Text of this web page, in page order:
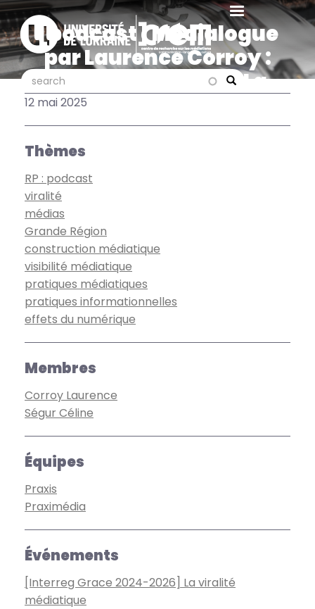
Aller
au
contenu
principal
Search
search search
[podcast] Médialogue
par Laurence Corroy :
émission spéciale La
viralité médiatique
12 mai 2025
Thèmes
RP : podcast
viralité
médias
Grande Région
construction médiatique
visibilité médiatique
pratiques médiatiques
pratiques informationnelles
effets du numérique
Membres
Corroy Laurence
Ségur Céline
Équipes
Praxis
Praximédia
Événements
[Interreg Grace 2024-2026] La viralité
médiatique